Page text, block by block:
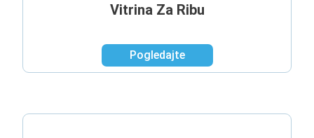
Vitrina Za Ribu
Pogledajte